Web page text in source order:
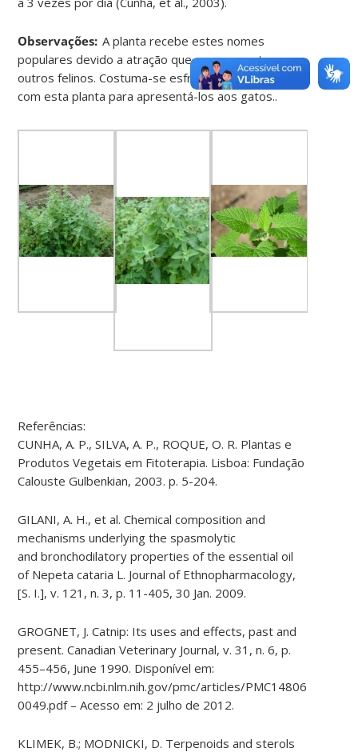
Observações: A planta recebe estes nomes
populares devido a atração que gera em gatos e
outros felinos. Costuma-se esfregar brinquedos
com esta planta para apresentá-los aos gatos..
Referências:
CUNHA, A. P., SILVA, A. P., ROQUE, O. R. Plantas e
Produtos Vegetais em Fitoterapia. Lisboa: Fundação
Calouste Gulbenkian, 2003. p. 5-204.
GILANI, A. H., et al. Chemical composition and
mechanisms underlying the spasmolytic
and bronchodilatory properties of the essential oil
of Nepeta cataria L. Journal of Ethnopharmacology,
[S. I.], v. 121, n. 3, p. 11-405, 30 Jan. 2009.
GROGNET, J. Catnip: Its uses and effects, past and
present. Canadian Veterinary Journal, v. 31, n. 6, p.
455–456, June 1990. Disponível em:
http://www.ncbi.nlm.nih.gov/pmc/articles/PMC1480656/pdf/
0049.pdf – Acesso em: 2 julho de 2012.
KLIMEK, B.; MODNICKI, D. Terpenoids and sterols